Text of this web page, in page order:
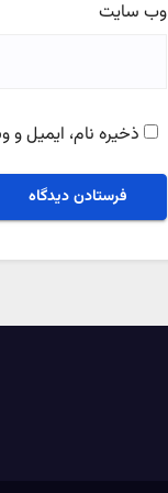
وب‌ سایت
ذخیره نام، ایمیل